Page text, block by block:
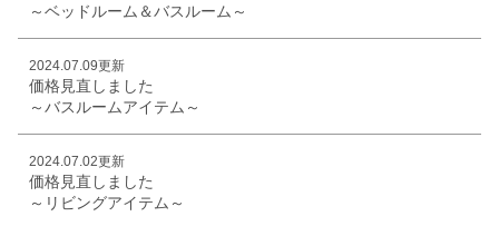
～ベッドルーム＆バスルーム～
2024.07.09更新
価格見直しました
～バスルームアイテム～
2024.07.02更新
価格見直しました
～リビングアイテム～